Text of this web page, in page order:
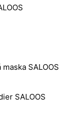
SALOOS
SALOOS